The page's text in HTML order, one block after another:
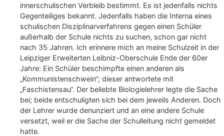
innerschulischen Verbleib bestimmt. Es ist jedenfalls nichts
Gegenteiliges bekannt. Jedenfalls haben die Interna eines
schulischen Disziplinarverfahrens gegen einen Schüler
außerhalb der Schule nichts zu suchen, schon gar nicht
nach 35 Jahren. Ich erinnere mich an meine Schulzeit in der
Leipziger Erweiterten Leibniz-Oberschule Ende der 60er
Jahre: Ein Schüler beschimpfte einen anderen als
„Kommunistenschwein“; dieser antwortete mit
„Faschistensau“. Der beliebte Biologielehrer legte die Sache
bei; beide entschuligten sich bei dem jeweils Anderen. Doch
der Lehrer wurde denunziert und an eine andere Schule
versetzt, weil er die Sache der Schulleitung nicht gemeldet
hatte.